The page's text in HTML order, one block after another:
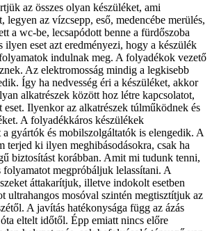
az összes olyan készüléket, ami
legyen az vízcsepp, eső, medencébe merülés,
a wc-be, lecsapódott benne a fürdőszoba
ilyen eset azt eredményezi, hogy a készülék
indulnak meg. A folyadékok vezető
Az elektromosság mindig a legkisebb
Így ha nedvesség éri a készüléket, akkor
alkatrészek között hoz létre kapcsolatot,
eset. Ilyenkor az alkatrészek túlműködnek és
A folyadékkáros készülékek
gyártók és mobilszolgáltatók is elengedik. A
terjed ki ilyen meghibásodásokra, csak ha
biztosítást korábban. Amit mi tudunk tenni,
megpróbáljuk lelassítani. A
áttakarítjuk, illetve indokolt esetben
ultrahangos mosóval szintén megtisztítjuk az
A javítás hatékonysága függ az ázás
eltelt időtől. Épp emiatt nincs előre